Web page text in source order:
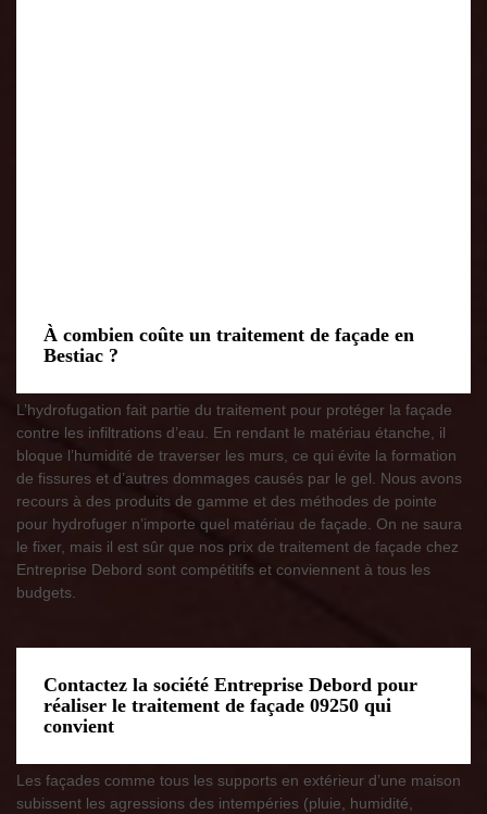
À combien coûte un traitement de façade en
Bestiac ?
L’hydrofugation fait partie du traitement pour protéger la façade
contre les infiltrations d’eau. En rendant le matériau étanche, il
bloque l’humidité de traverser les murs, ce qui évite la formation
de fissures et d’autres dommages causés par le gel. Nous avons
recours à des produits de gamme et des méthodes de pointe
pour hydrofuger n’importe quel matériau de façade. On ne saura
le fixer, mais il est sûr que nos prix de traitement de façade chez
Entreprise Debord sont compétitifs et conviennent à tous les
budgets.
Contactez la société Entreprise Debord pour
réaliser le traitement de façade 09250 qui
convient
Les façades comme tous les supports en extérieur d’une maison
subissent les agressions des intempéries (pluie, humidité,